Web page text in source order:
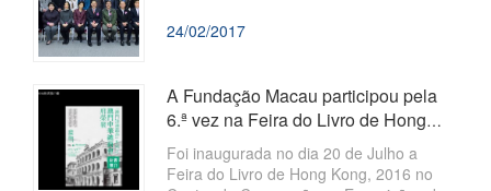
24/02/2017
A Fundação Macau participou pela
6.ª vez na Feira do Livro de Hong
Kong e o Dr. Ieng Weng Fat aprese...
​Foi inaugurada no dia 20 de Julho a
Feira do Livro de Hong Kong, 2016 no